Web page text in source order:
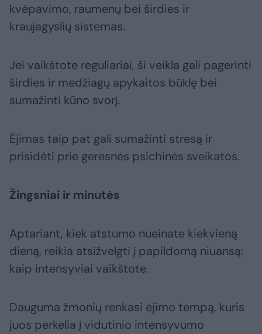
kvėpavimo, raumenų bei širdies ir
kraujagyslių sistemas.
Jei vaikštote reguliariai, ši veikla gali pagerinti
širdies ir medžiagų apykaitos būklę bei
sumažinti kūno svorį.
Ėjimas taip pat gali sumažinti stresą ir
prisidėti prie geresnės psichinės sveikatos.
Žingsniai ir minutės
Aptariant, kiek atstumo nueinate kiekvieną
dieną, reikia atsižvelgti į papildomą niuansą:
kaip intensyviai vaikštote.
Dauguma žmonių renkasi ėjimo tempą, kuris
juos perkelia į vidutinio intensyvumo